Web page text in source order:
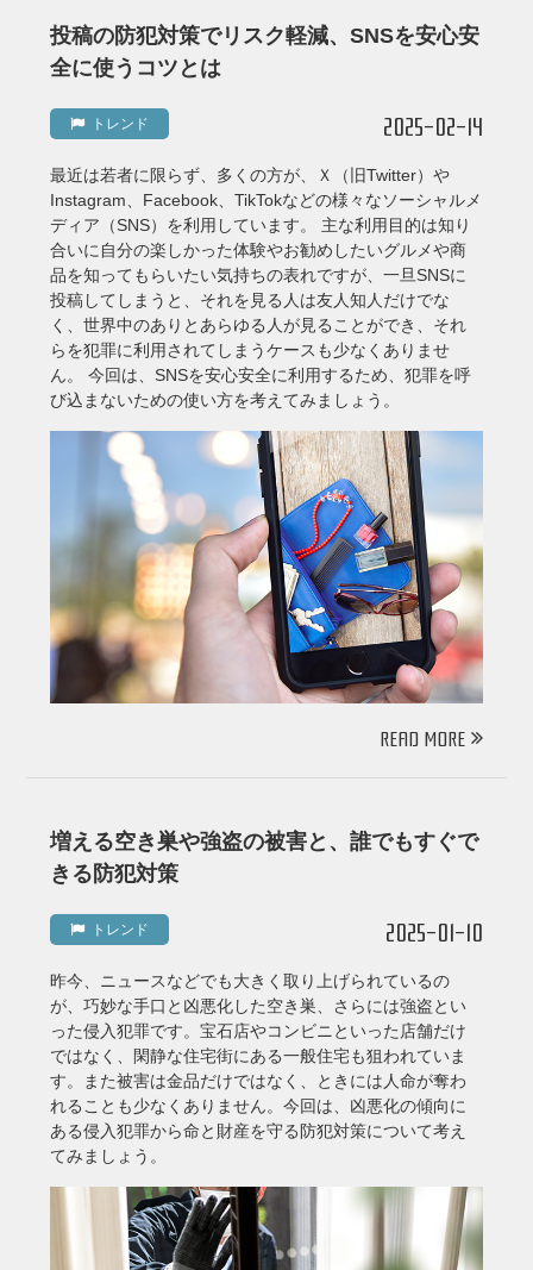
投稿の防犯対策でリスク軽減、SNSを安心安
全に使うコツとは
トレンド 2025-02-14
最近は若者に限らず、多くの方が、Ｘ（旧Twitter）や
Instagram、Facebook、TikTokなどの様々なソーシャルメ
ディア（SNS）を利用しています。 主な利用目的は知り
合いに自分の楽しかった体験やお勧めしたいグルメや商
品を知ってもらいたい気持ちの表れですが、一旦SNSに
投稿してしまうと、それを見る人は友人知人だけでな
く、世界中のありとあらゆる人が見ることができ、それ
らを犯罪に利用されてしまうケースも少なくありませ
ん。 今回は、SNSを安心安全に利用するため、犯罪を呼
び込まないための使い方を考えてみましょう。
READ MORE
増える空き巣や強盗の被害と、誰でもすぐで
きる防犯対策
トレンド 2025-01-10
昨今、ニュースなどでも大きく取り上げられているの
が、巧妙な手口と凶悪化した空き巣、さらには強盗とい
った侵入犯罪です。宝石店やコンビニといった店舗だけ
ではなく、閑静な住宅街にある一般住宅も狙われていま
す。また被害は金品だけではなく、ときには人命が奪わ
れることも少なくありません。今回は、凶悪化の傾向に
ある侵入犯罪から命と財産を守る防犯対策について考え
てみましょう。